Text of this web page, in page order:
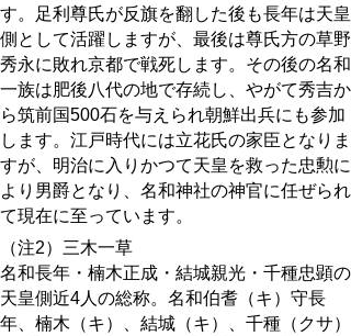
す。足利尊氏が反旗を翻した後も長年は天皇
側として活躍しますが、最後は尊氏方の草野
秀永に敗れ京都で戦死します。その後の名和
一族は肥後八代の地で存続し、やがて秀吉か
ら筑前国500石を与えられ朝鮮出兵にも参加
します。江戸時代には立花氏の家臣となりま
すが、明治に入りかつて天皇を救った忠勲に
より男爵となり、名和神社の神官に任ぜられ
て現在に至っています。
（注2）三木一草
名和長年・楠木正成・結城親光・千種忠顕の
天皇側近4人の総称。名和伯耆（キ）守長
年、楠木（キ）、結城（キ）、千種（クサ）